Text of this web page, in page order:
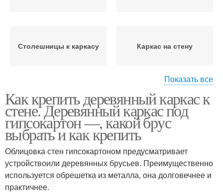
Столешницы к каркасу Каркас на стену
гипсокартона
Стены из гипсокартона
Руки на деревянный
каркас
Каркасы для
гипсокартона
Показать все
Как крепить деревянный каркас к
стене. Деревянный каркас под
гипсокартон —, какой брус
выбрать и как крепить
Облицовка стен гипсокартоном предусматривает
устройствоили деревянных брусьев. Преимущественно
используется обрешетка из металла, она долговечнее и
практичнее.